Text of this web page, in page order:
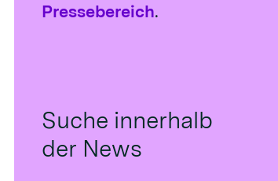
Pressebereich.
Suche innerhalb
der News